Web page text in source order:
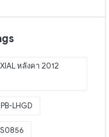
หลังคา 2012
LHGD